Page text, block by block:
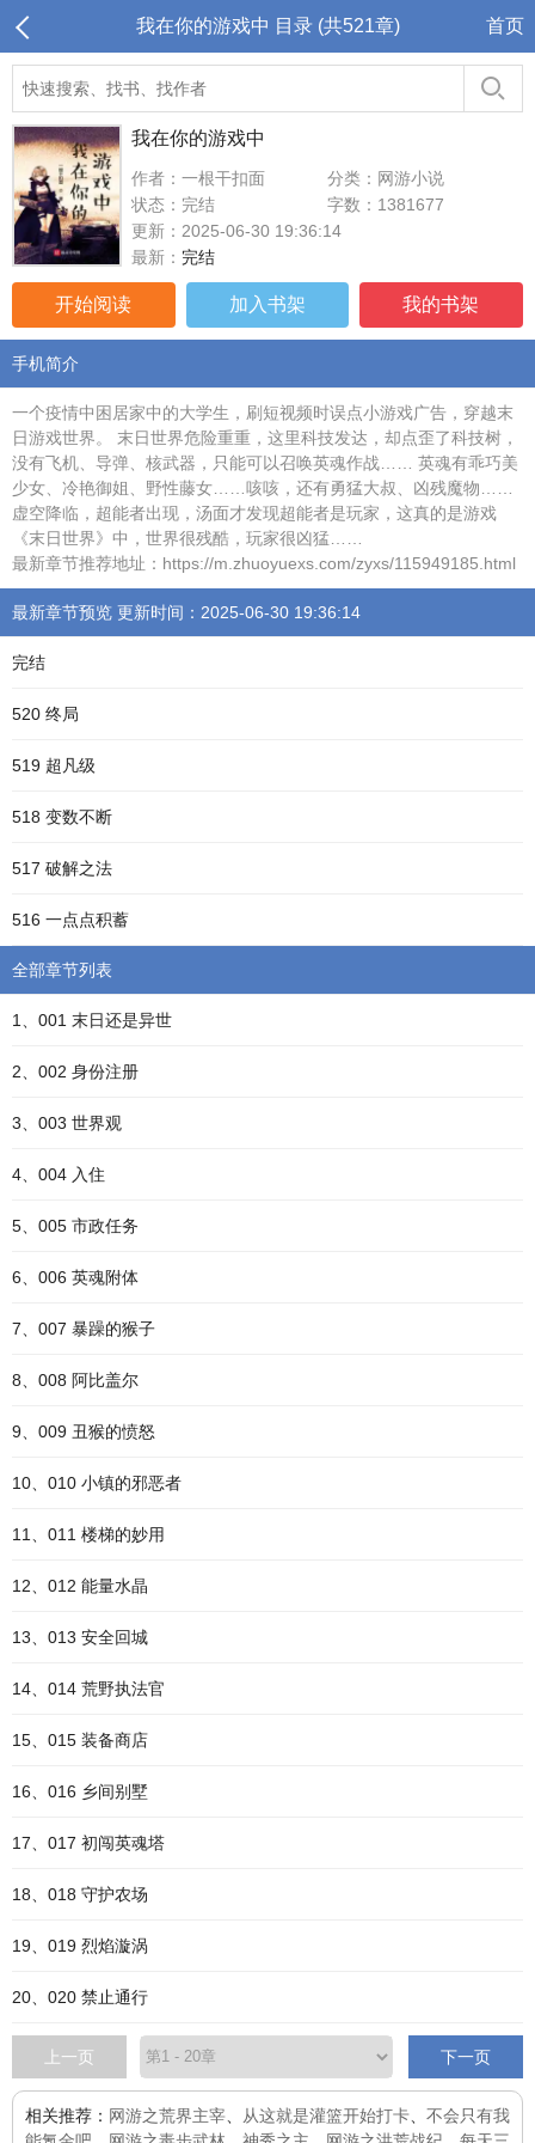
我在你的游戏中 目录 (共521章) 首页
我在你的游戏中
作者：一根干扣面
分类：网游小说
状态：完结
字数：1381677
更新：2025-06-30 19:36:14
最新： 完结
开始阅读 加入书架 我的书架
手机简介
一个疫情中困居家中的大学生，刷短视频时误点小游戏广告，穿越末
日游戏世界。 末日世界危险重重，这里科技发达，却点歪了科技树，
没有飞机、导弹、核武器，只能可以召唤英魂作战…… 英魂有乖巧美
少女、冷艳御姐、野性藤女……咳咳，还有勇猛大叔、凶残魔物……
虚空降临，超能者出现，汤面才发现超能者是玩家，这真的是游戏
《末日世界》中，世界很残酷，玩家很凶猛……
最新章节推荐地址：https://m.zhuoyuexs.com/zyxs/115949185.html
最新章节预览 更新时间：2025-06-30 19:36:14
完结
520 终局
519 超凡级
518 变数不断
517 破解之法
516 一点点积蓄
全部章节列表
1、001 末日还是异世
2、002 身份注册
3、003 世界观
4、004 入住
5、005 市政任务
6、006 英魂附体
7、007 暴躁的猴子
8、008 阿比盖尔
9、009 丑猴的愤怒
10、010 小镇的邪恶者
11、011 楼梯的妙用
12、012 能量水晶
13、013 安全回城
14、014 荒野执法官
15、015 装备商店
16、016 乡间别墅
17、017 初闯英魂塔
18、018 守护农场
19、019 烈焰漩涡
20、020 禁止通行
上一页 下一页
相关推荐： 网游之荒界主宰 从这就是灌篮开始打卡
不会只有我